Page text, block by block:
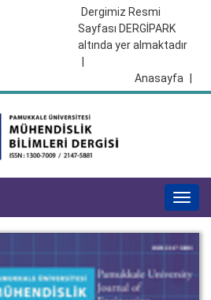
Dergimiz Resmi
Sayfası DERGİPARK
altında yer almaktadır
Anasayfa